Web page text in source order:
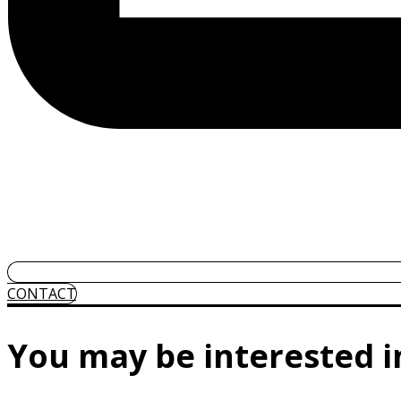
CONTACT
You may be interested